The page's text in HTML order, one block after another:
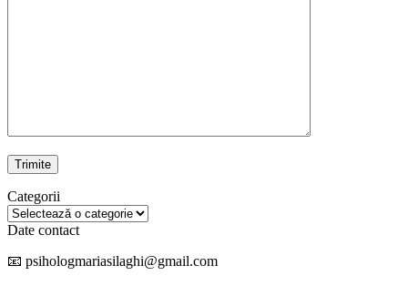
Categorii
Categorii
Date contact
📧 psihologmariasilaghi@gmail.com